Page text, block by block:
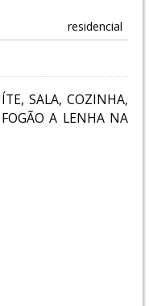
residencial
SALA, COZINHA,
A LENHA NA